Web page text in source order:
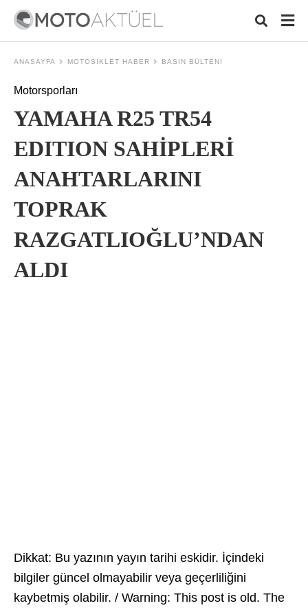
ANASAYFA MOTOSIKLET HABER BASIN BÜLTENI
Motorsporları
YAMAHA R25 TR54
EDITION SAHİPLERİ
ANAHTARLARINI
TOPRAK
RAZGATLIOĞLU’NDAN
ALDI
Dikkat: Bu yazının yayın tarihi eskidir. İçindeki
bilgiler güncel olmayabilir veya geçerliliğini
kaybetmiş olabilir. / Warning: This post is old. The